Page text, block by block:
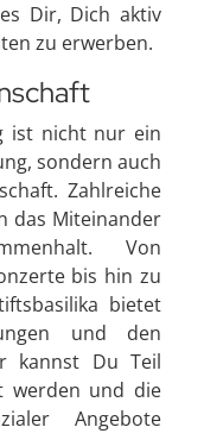
Dir, Dich aktiv
zu erwerben.
ist nicht nur ein
sondern auch
Zahlreiche
das Miteinander
Von
bis hin zu
bietet
und den
kannst Du Teil
werden und die
Angebote